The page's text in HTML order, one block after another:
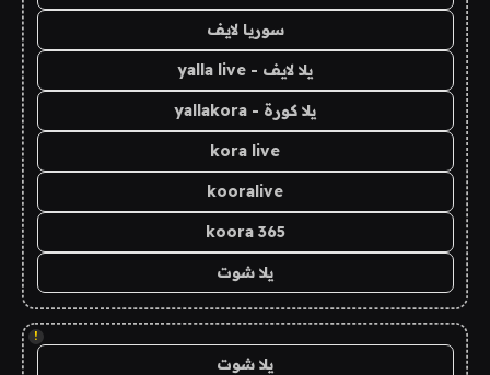
سوريا لايف
يلا لايف - yalla live
يلا كورة - yallakora
kora live
kooralive
koora 365
يلا شوت
!
يلا شوت